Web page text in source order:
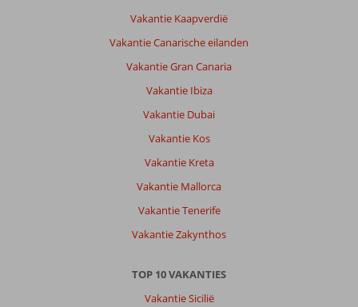
Vakantie Kaapverdië
Vakantie Canarische eilanden
Vakantie Gran Canaria
Vakantie Ibiza
Vakantie Dubai
Vakantie Kos
Vakantie Kreta
Vakantie Mallorca
Vakantie Tenerife
Vakantie Zakynthos
TOP 10 VAKANTIES
Vakantie Sicilië